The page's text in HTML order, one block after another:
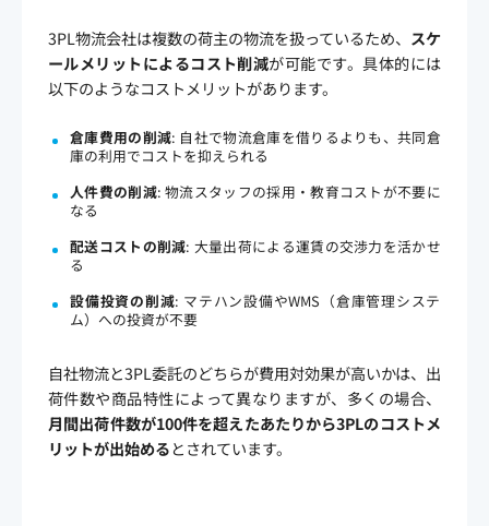
3PL物流会社は複数の荷主の物流を扱っているため、 スケ
ールメリットによるコスト削減が可能です。具体的には
以下のようなコストメリットがあります。
倉庫費用の削減: 自社で物流倉庫を借りるよりも、共同倉
庫の利用でコストを抑えられる
人件費の削減: 物流スタッフの採用・教育コストが不要に
なる
配送コストの削減: 大量出荷による運賃の交渉力を活かせ
る
設備投資の削減: マテハン設備やWMS（倉庫管理システ
ム）への投資が不要
自社物流と3PL委託のどちらが費用対効果が高いかは、出
荷件数や商品特性によって異なりますが、多くの場合、
月間出荷件数が100件を超えたあたりから3PLのコストメ
リットが出始めるとされています。